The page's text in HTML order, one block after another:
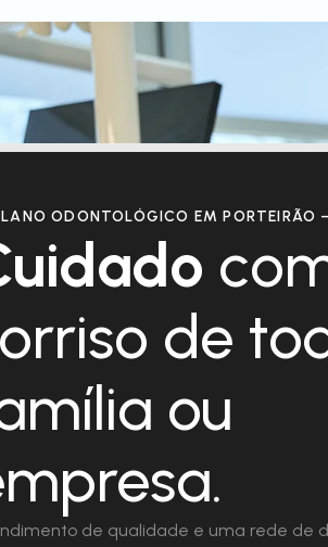
ODONTOLÓGICO EM PORTEIRÃO
de
ou
de qualidade e uma rede de